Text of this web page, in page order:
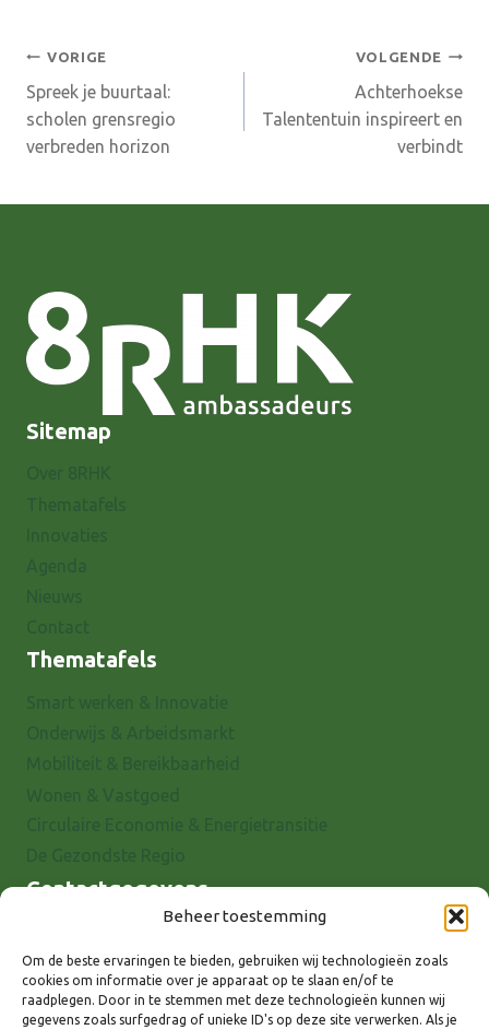
Beheer toestemming
Om de beste ervaringen te bieden, gebruiken wij technologieën zoals
cookies om informatie over je apparaat op te slaan en/of te
raadplegen. Door in te stemmen met deze technologieën kunnen wij
gegevens zoals surfgedrag of unieke ID's op deze site verwerken. Als je
Bericht
navigatie
VORIGE
Spreek je buurtaal:
scholen grensregio
verbreden horizon
VOLGENDE
Achterhoekse
Talententuin inspireert en
verbindt
Sitemap
Thematafels
Contactgegevens
7001 EX Doetinchem
E-mail: info@8rhk.nl
Telefoonnummers